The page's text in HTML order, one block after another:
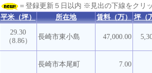
＝登録更新５日以内 ※見出の下線をクリ
平米（坪） 所在地 賃料（万） 坪（
29.30
（8.86）
長崎市東小島 47,000.00
長崎市本尾町 7.00